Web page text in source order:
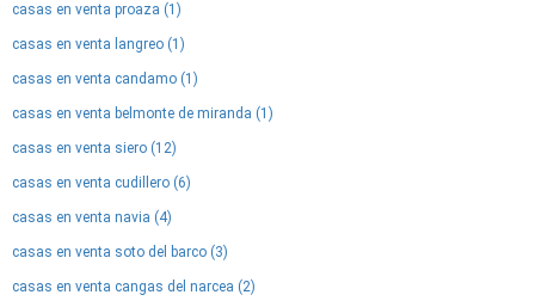
casas en venta proaza (1)
casas en venta langreo (1)
casas en venta candamo (1)
casas en venta belmonte de miranda (1)
casas en venta siero (12)
casas en venta cudillero (6)
casas en venta navia (4)
casas en venta soto del barco (3)
casas en venta cangas del narcea (2)